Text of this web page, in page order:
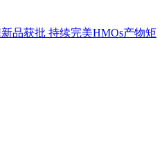
品获批 持续完美HMOs产物矩